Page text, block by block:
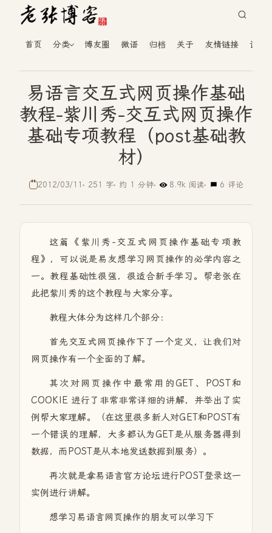
首页 分类 博友圈 微语 归档 关于 友情链接 读者
易语言交互式网页操作基础
教程-紫川秀-交互式网页操作
基础专项教程（post基础教
材）
2012/03/11 251 字 约 1 分钟 8.9k 阅读 6 评论
这篇《紫川秀-交互式网页操作基础专项教
程》，可以说是易友想学习网页操作的必学内容之
一。教程基础性很强，很适合新手学习。帮老张在
此把紫川秀的这个教程与大家分享。
教程大体分为这样几个部分：
首先交互式网页操作下了一个定义，让我们对
网页操作有一个全面的了解。
其次对网页操作中最常用的GET、POST和
COOKIE 进行了非常非常详细的讲解，并举出了实
例帮大家理解。（在这里很多新人对GET和POST有
一个错误的理解，大多都认为GET是从服务器得到
数据，而POST是从本地发送数据到服务）。
再次就是拿易语言官方论坛进行POST登录这一
实例进行讲解。
想学习易语言网页操作的朋友可以学习下